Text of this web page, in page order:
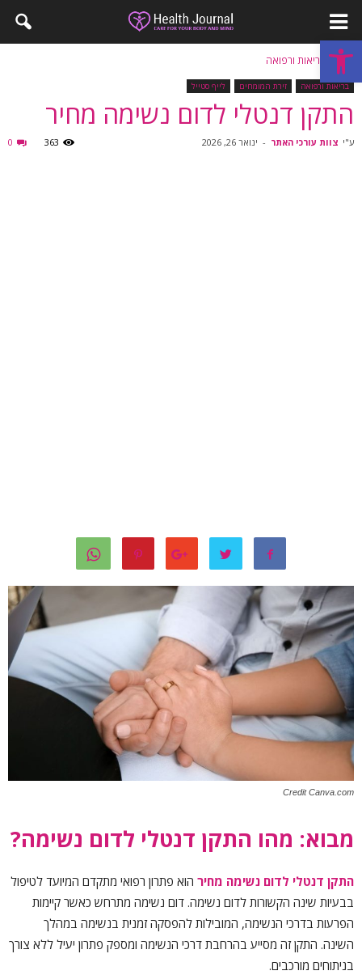
פתח סרגל נגישות
בית בריאות ורפואה
בריאות ורפואה זירת המומחים לייף סטייל
התקן דנטלי לדום נשימה מחיר
ע"י צוות עורכי האתר - ינואר 26, 2026 0 363
Credit Canva.com
מבוא: מהו התקן דנטלי לדום נשימה?
התקן דנטלי לדום נשימה מחיר הוא פתרון רפואי מתקדם המיועד לטיפול
בבעיות שינה הקשורות לדום נשימה. דום נשימה מתרחש כאשר קיימות
הפרעות בדרכי הנשימה, המובילות להפסקה זמנית בנשימה במהלך
השינה. התקן זה מסייע בהרחבת דרכי הנשימה ומספק פתרון יעיל ללא צורך
בניתוחים מורכבים.